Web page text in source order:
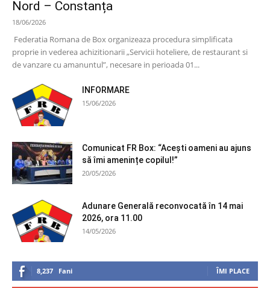
Nord – Constanța
18/06/2026
Federatia Romana de Box organizeaza procedura simplificata
proprie in vederea achizitionarii „Servicii hoteliere, de restaurant si
de vanzare cu amanuntul”, necesare in perioada 01...
INFORMARE
15/06/2026
Comunicat FR Box: “Acești oameni au ajuns
să îmi amenințe copilul!”
20/05/2026
Adunare Generală reconvocată în 14 mai
2026, ora 11.00
14/05/2026
8,237 Fani ÎMI PLACE